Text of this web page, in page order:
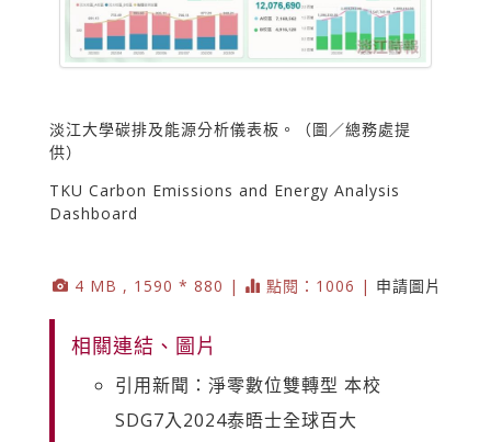
淡江大學碳排及能源分析儀表板。（圖／總務處提
供）
TKU Carbon Emissions and Energy Analysis
Dashboard
4 MB , 1590 * 880 | 點閱：1006 | 申請圖片
相關連結、圖片
引用新聞：淨零數位雙轉型 本校
SDG7入2024泰晤士全球百大